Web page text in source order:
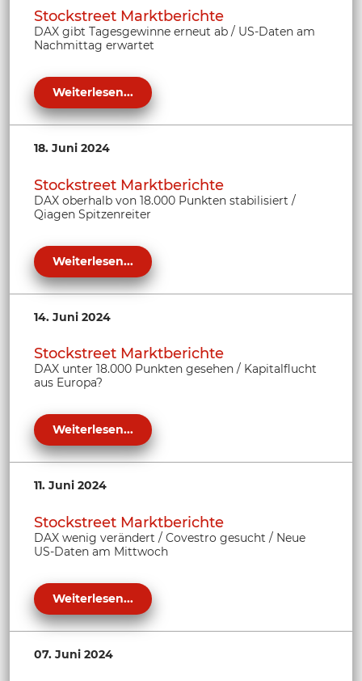
Stockstreet Marktberichte
DAX gibt Tagesgewinne erneut ab / US-Daten am
Nachmittag erwartet
Weiterlesen...
18. Juni 2024
Stockstreet Marktberichte
DAX oberhalb von 18.000 Punkten stabilisiert /
Qiagen Spitzenreiter
Weiterlesen...
14. Juni 2024
Stockstreet Marktberichte
DAX unter 18.000 Punkten gesehen / Kapitalflucht
aus Europa?
Weiterlesen...
11. Juni 2024
Stockstreet Marktberichte
DAX wenig verändert / Covestro gesucht / Neue
US-Daten am Mittwoch
Weiterlesen...
07. Juni 2024